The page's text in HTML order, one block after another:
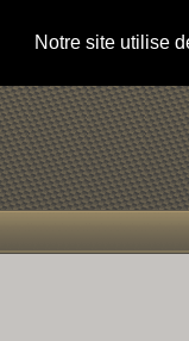
Notre site utilise